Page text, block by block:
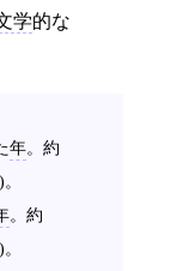
学的な
年。約
。約